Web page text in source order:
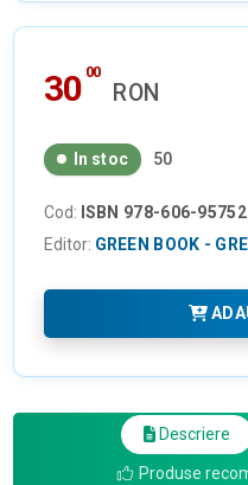
30 00
RON
In stoc 50
Cod: ISBN 978-606-
Editor: GREEN BOOK -
Descriere
Produse